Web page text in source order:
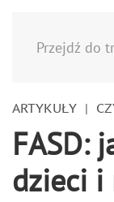
Przejdź do
ARTYKUŁY
FASD:
dzieci i